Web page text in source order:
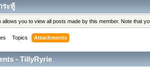
ระทู้
allows you to view all posts made by this member. Note that
Topics Attachments
- TillyRyrie